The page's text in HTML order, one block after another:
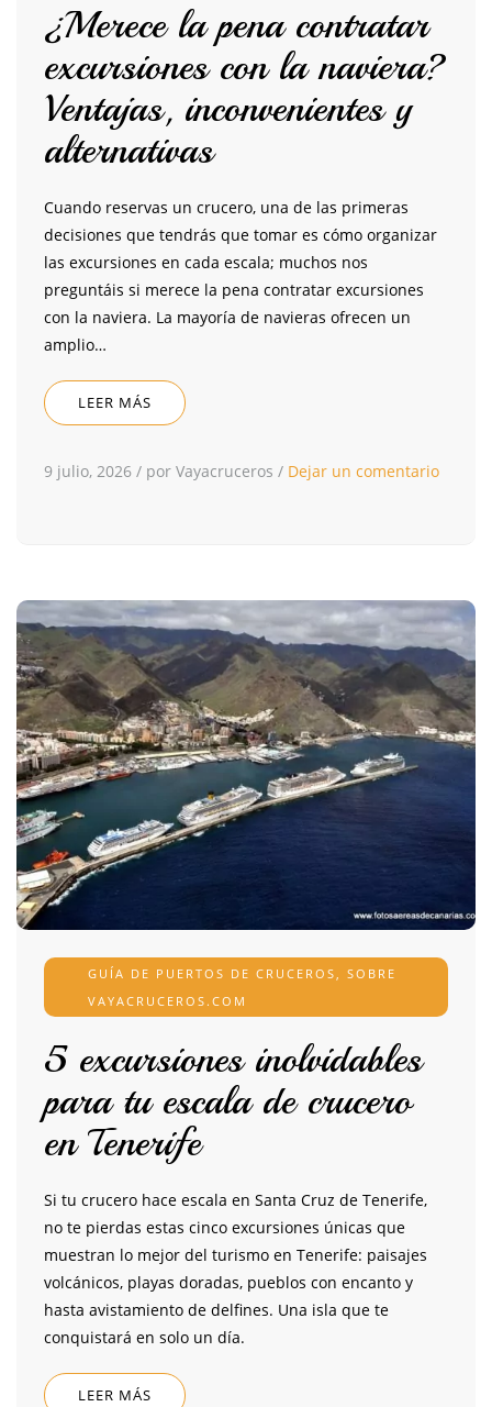
¿Merece la pena contratar
excursiones con la naviera?
Ventajas, inconvenientes y
alternativas
Cuando reservas un crucero, una de las primeras
decisiones que tendrás que tomar es cómo organizar
las excursiones en cada escala; muchos nos
preguntáis si merece la pena contratar excursiones
con la naviera. La mayoría de navieras ofrecen un
amplio…
LEER MÁS
9 julio, 2026 / por Vayacruceros / Dejar un comentario
GUÍA DE PUERTOS DE CRUCEROS, SOBRE
VAYACRUCEROS.COM
5 excursiones inolvidables
para tu escala de crucero
en Tenerife
Si tu crucero hace escala en Santa Cruz de Tenerife,
no te pierdas estas cinco excursiones únicas que
muestran lo mejor del turismo en Tenerife: paisajes
volcánicos, playas doradas, pueblos con encanto y
hasta avistamiento de delfines. Una isla que te
conquistará en solo un día.
LEER MÁS